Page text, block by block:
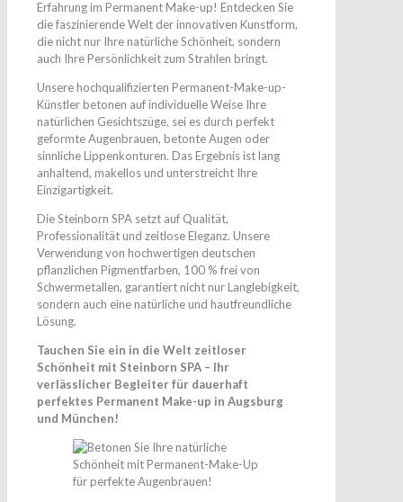
Erfahrung im Permanent Make-up! Entdecken Sie
die faszinierende Welt der innovativen Kunstform,
die nicht nur Ihre natürliche Schönheit, sondern
auch Ihre Persönlichkeit zum Strahlen bringt.
Unsere hochqualifizierten Permanent-Make-up-
Künstler betonen auf individuelle Weise Ihre
natürlichen Gesichtszüge, sei es durch perfekt
geformte Augenbrauen, betonte Augen oder
sinnliche Lippenkonturen. Das Ergebnis ist lang
anhaltend, makellos und unterstreicht Ihre
Einzigartigkeit.
Die Steinborn SPA setzt auf Qualität,
Professionalität und zeitlose Eleganz. Unsere
Verwendung von hochwertigen deutschen
pflanzlichen Pigmentfarben, 100 % frei von
Schwermetallen, garantiert nicht nur Langlebigkeit,
sondern auch eine natürliche und hautfreundliche
Lösung.
Tauchen Sie ein in die Welt zeitloser
Schönheit mit Steinborn SPA – Ihr
verlässlicher Begleiter für dauerhaft
perfektes Permanent Make-up in Augsburg
und München!